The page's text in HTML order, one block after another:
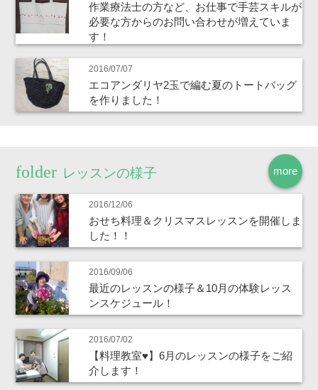
作業療法士の方など、お仕事で手芸スキルが
必要な方からのお問い合わせが増えていま
す！
2016/07/07
エコアンダリヤ2玉で編む夏のトートバッグ
を作りました！
more
レッスンの様子
2016/12/06
おせち料理＆クリスマスレッスンを開催しま
した！！
2016/09/06
最近のレッスンの様子＆10月の体験レッス
ンスケジュール！
2016/07/02
【料理教室♥】6月のレッスンの様子をご紹
介します！